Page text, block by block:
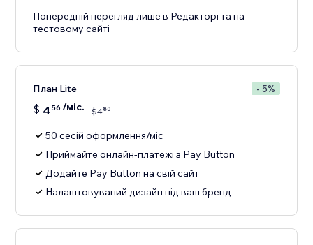
Попередній перегляд лише в Редакторі та на
тестовому сайті
План Lite - 5%
$ 4 56 /міс. $480
50 сесій оформлення/міс
Приймайте онлайн-платежі з Pay Button
Додайте Pay Button на свій сайт
Налаштовуваний дизайн під ваш бренд